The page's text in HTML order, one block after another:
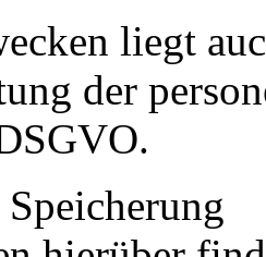
liegt
der